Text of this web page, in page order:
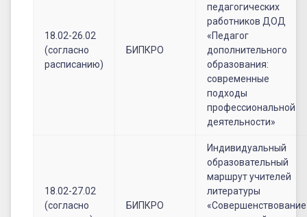
18.02-26.02
(согласно
расписанию)
БИПКРО
педагогических
работников ДОД
«Педагог
дополнительного
образования:
современные
подходы
профессиональной
деятельности»
18.02-27.02
(согласно
БИПКРО
Индивидуальный
образовательный
маршрут учителей
литературы
«Совершенствование